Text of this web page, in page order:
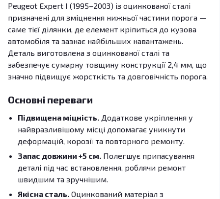
Peugeot Expert I (1995–2003) із оцинкованої сталі
призначені для зміцнення нижньої частини порога —
саме тієї ділянки, де елемент кріпиться до кузова
автомобіля та зазнає найбільших навантажень.
Деталь виготовлена з оцинкованої сталі та
забезпечує сумарну товщину конструкції 2,4 мм, що
значно підвищує жорсткість та довговічність порога.
Основні переваги
Підвищена міцність. Додаткове укріплення у
найвразливішому місці допомагає уникнути
деформацій, корозії та повторного ремонту.
Запас довжини +5 см. Полегшує припасування
деталі під час встановлення, роблячи ремонт
швидшим та зручнішим.
Якісна сталь. Оцинкований матеріал з